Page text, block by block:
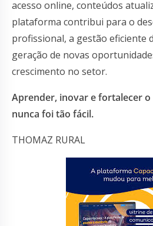
acesso online, conteúdos
plataforma contribui para o
profissional, a gestão eficiente
geração de novas
crescimento no setor.
Aprender, inovar e fortalecer
nunca foi tão fácil.
THOMAZ RURAL